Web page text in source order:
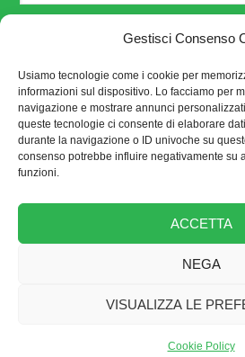
Gestisci Consenso
Usiamo tecnologie come i cookie per
informazioni sul dispositivo. Lo facciamo per
navigazione e mostrare annunci
queste tecnologie ci consente di elaborare
durante la navigazione o ID univoche su
consenso potrebbe influire negativamente su
funzioni.
ACCETTA
NEGA
VISUALIZZA LE
Cookie Policy
SEGUICI SU
Redazione e Collaboratori